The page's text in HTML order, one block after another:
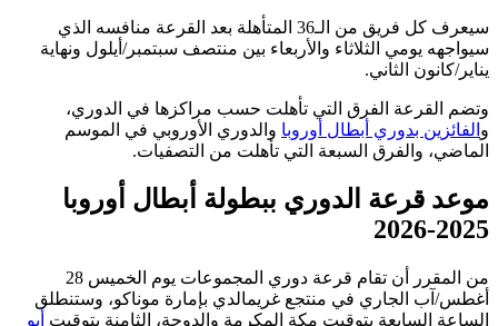
سيعرف كل فريق من الـ36 المتأهلة بعد القرعة منافسه الذي
سيواجهه يومي الثلاثاء والأربعاء بين منتصف سبتمبر/أيلول ونهاية
يناير/كانون الثاني.
وتضم القرعة الفرق التي تأهلت حسب مراكزها في الدوري،
و الفائزين بدوري أبطال أوروبا والدوري الأوروبي في الموسم
الماضي، والفرق السبعة التي تأهلت من التصفيات.
موعد قرعة الدوري ببطولة أبطال أوروبا
2025-2026
من المقرر أن تقام قرعة دوري المجموعات يوم الخميس 28
أغطس/آب الجاري في منتجع غريمالدي بإمارة موناكو، وستنطلق
الساعة السابعة بتوقيت مكة المكرمة والدوحة، الثامنة بتوقيت أبو